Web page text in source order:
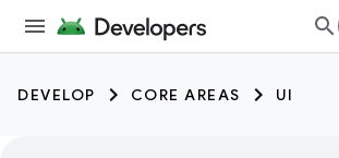
DEVELOP CORE AREAS UI